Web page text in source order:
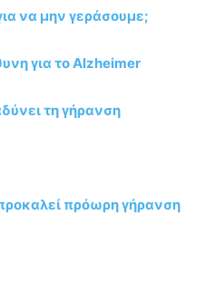
να μην γεράσουμε;
για το Alzheimer
τη γήρανση
πρόωρη γήρανση